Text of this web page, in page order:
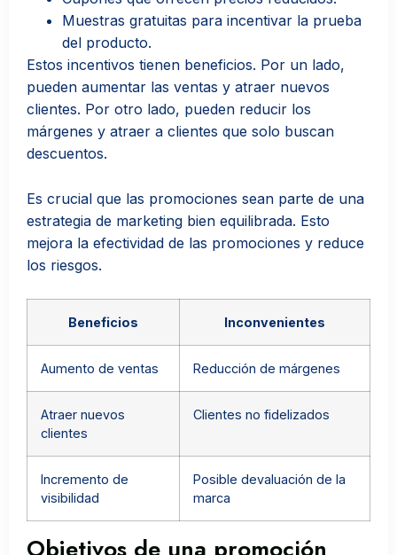
Muestras gratuitas para incentivar la prueba
del producto.
Estos incentivos tienen beneficios. Por un lado,
pueden aumentar las ventas y atraer nuevos
clientes. Por otro lado, pueden reducir los
márgenes y atraer a clientes que solo buscan
descuentos.
Es crucial que las promociones sean parte de una
estrategia de marketing bien equilibrada. Esto
mejora la efectividad de las promociones y reduce
los riesgos.
Beneficios Inconvenientes
Aumento de ventas Reducción de márgenes
Atraer nuevos
clientes
Clientes no fidelizados
Incremento de
visibilidad
Posible devaluación de la
marca